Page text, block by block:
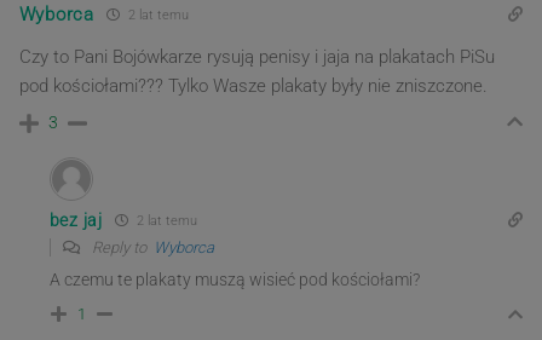
Wyborca 2 lat temu
Czy to Pani Bojówkarze rysują penisy i jaja na plakatach PiSu
pod kościołami??? Tylko Wasze plakaty były nie zniszczone.
3
bez jaj 2 lat temu
Reply to Wyborca
A czemu te plakaty muszą wisieć pod kościołami?
1